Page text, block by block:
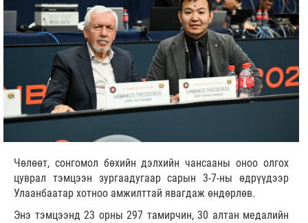
Чөлөөт, сонгомол бөхийн дэлхийн чансааны оноо олгох
цуврал тэмцээн зургаадугаар сарын 3-7-ны өдрүүдээр
Улаанбаатар хотноо амжилттай явагдаж өндөрлөв.
Энэ тэмцээнд 23 орны 297 тамирчин, 30 алтан медалийн